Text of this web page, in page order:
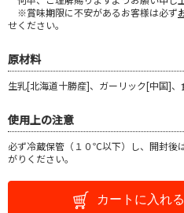
※賞味期限に不安があるお客様は必ず
せください。
原材料
生乳[北海道十勝産]、ガーリック[中国]
使用上の注意
必ず冷蔵保管（１０℃以下）し、開封後
がりください。
カートに入れる